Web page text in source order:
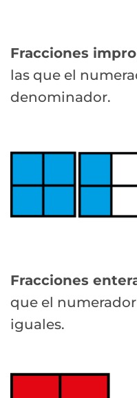
Fracciones
las que el
denominador.
Fracciones
que el
iguales.